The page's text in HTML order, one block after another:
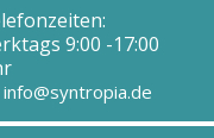
9:00 -17:00
info@syntropia.de